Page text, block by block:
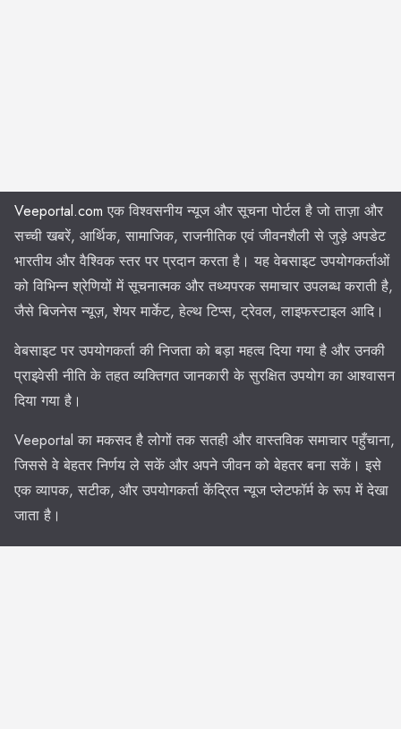
Veeportal.com एक विश्वसनीय न्यूज और सूचना पोर्टल है जो ताज़ा और
सच्ची खबरें, आर्थिक, सामाजिक, राजनीतिक एवं जीवनशैली से जुड़े अपडेट
भारतीय और वैश्विक स्तर पर प्रदान करता है। यह वेबसाइट उपयोगकर्ताओं
को विभिन्न श्रेणियों में सूचनात्मक और तथ्यपरक समाचार उपलब्ध कराती है,
जैसे बिजनेस न्यूज़, शेयर मार्केट, हेल्थ टिप्स, ट्रेवल, लाइफस्टाइल आदि।
वेबसाइट पर उपयोगकर्ता की निजता को बड़ा महत्व दिया गया है और उनकी
प्राइवेसी नीति के तहत व्यक्तिगत जानकारी के सुरक्षित उपयोग का आश्वासन
दिया गया है।
Veeportal का मकसद है लोगों तक सतही और वास्तविक समाचार पहुँचाना,
जिससे वे बेहतर निर्णय ले सकें और अपने जीवन को बेहतर बना सकें। इसे
एक व्यापक, सटीक, और उपयोगकर्ता केंद्रित न्यूज प्लेटफॉर्म के रूप में देखा
जाता है।